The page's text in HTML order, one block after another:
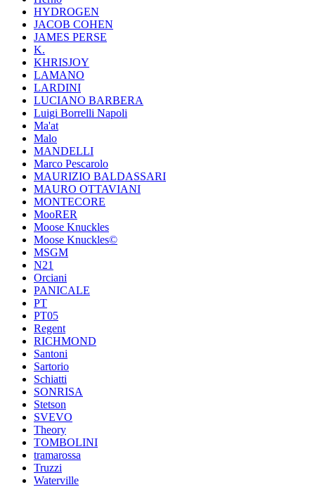
HYDROGEN
JACOB COHEN
JAMES PERSE
K.
KHRISJOY
LAMANO
LARDINI
LUCIANO BARBERA
Luigi Borrelli Napoli
Ma'at
Malo
MANDELLI
Marco Pescarolo
MAURIZIO BALDASSARI
MAURO OTTAVIANI
MONTECORE
MooRER
Moose Knuckles
Moose Knuckles©️
MSGM
N21
Orciani
PANICALE
PT
PT05
Regent
RICHMOND
Santoni
Sartorio
Schiatti
SONRISA
Stetson
SVEVO
Theory
TOMBOLINI
tramarossa
Truzzi
Waterville